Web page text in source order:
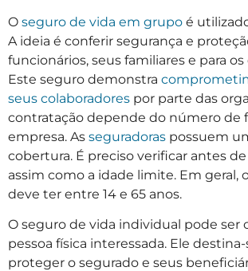
O seguro de vida em grupo é
A ideia é conferir segurança e
funcionários, seus familiares e para
Este seguro demonstra
seus colaboradores por parte das
contratação depende do número de
empresa. As seguradoras possuem
cobertura. É preciso verificar antes
assim como a idade limite. Em geral,
deve ter entre 14 e 65 anos.
O seguro de vida individual pode ser
pessoa física interessada. Ele destina-
proteger o segurado e seus